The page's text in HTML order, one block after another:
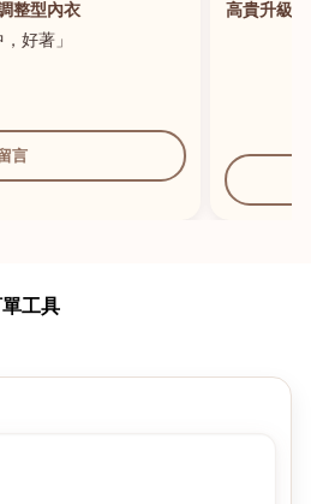
整型內衣
好著」
言
高貴升級
工具